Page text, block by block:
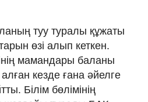
туу туралы құжаты
өзі алып кеткен.
мамандары баланы
кезде ғана әйелге
Білім бөлімінің